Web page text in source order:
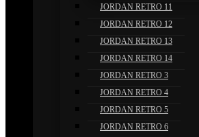
JORDAN RETRO 11
JORDAN RETRO 12
JORDAN RETRO 13
JORDAN RETRO 14
JORDAN RETRO 3
JORDAN RETRO 4
JORDAN RETRO 5
JORDAN RETRO 6